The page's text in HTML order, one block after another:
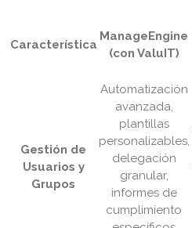
Característica
ManageEngine
(con ValuIT)
Gestión de
Usuarios y
Grupos
Automatización
avanzada,
plantillas
personalizables,
delegación
granular,
informes de
cumplimiento